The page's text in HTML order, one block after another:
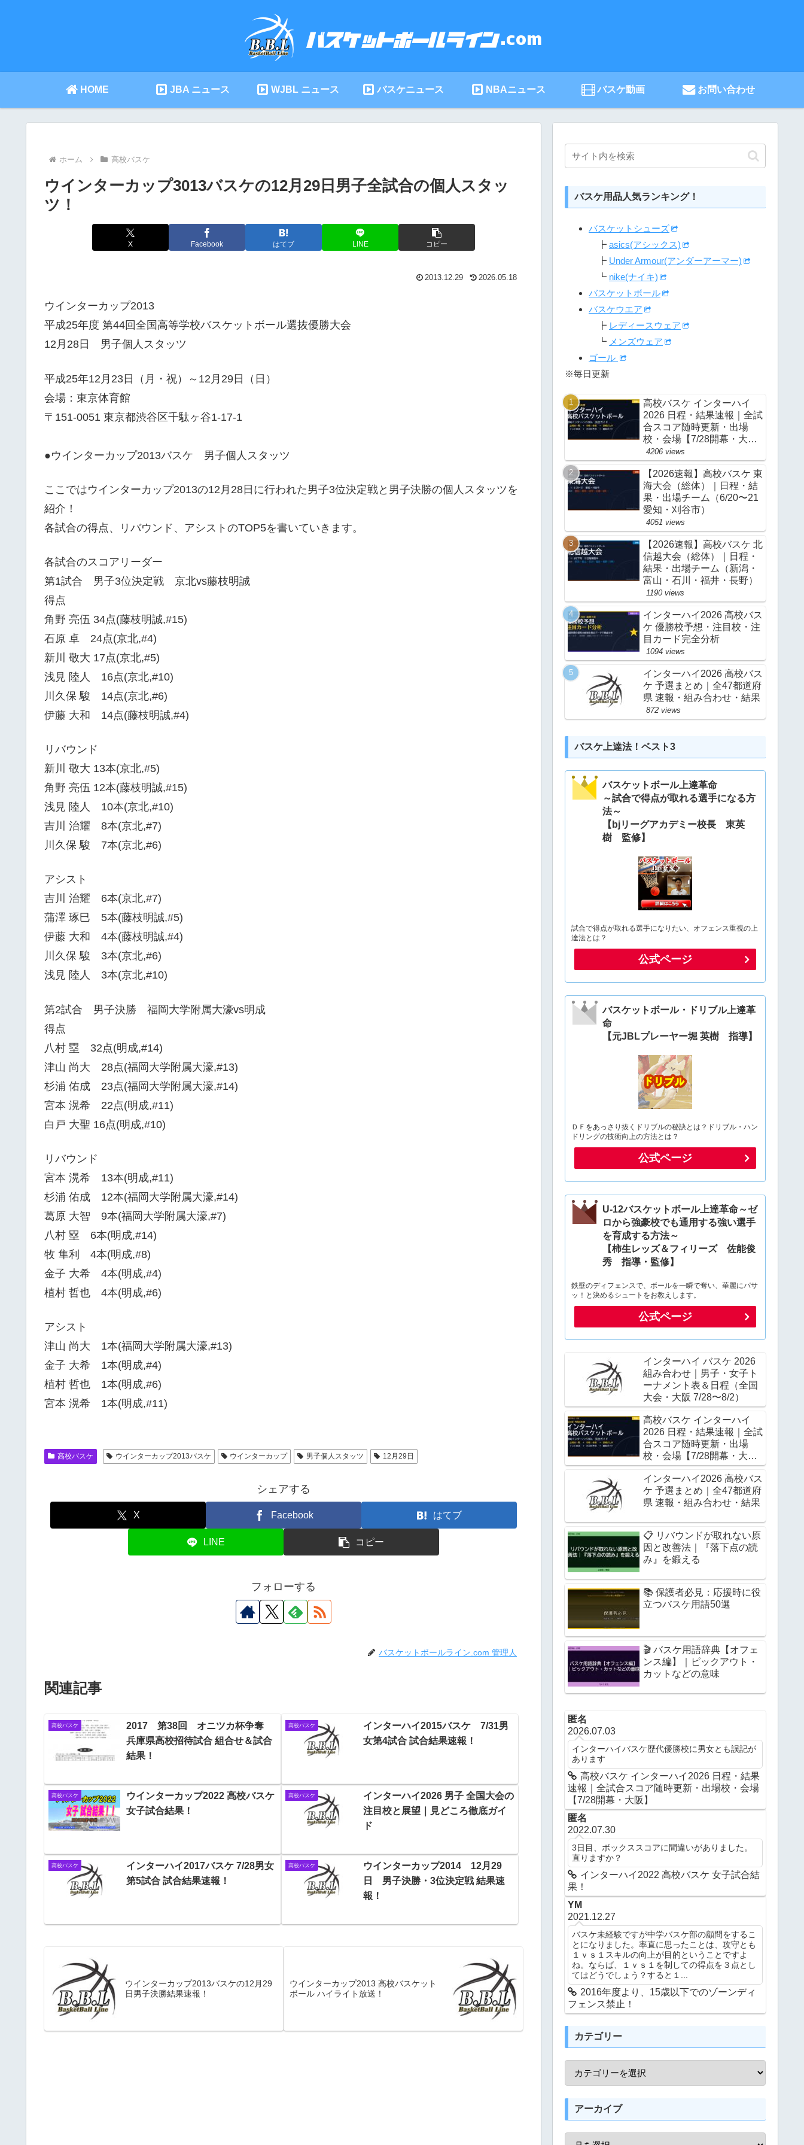
HOME JBA ニュース WJBL ニュース バスケニュース NBAニュース バスケ動画 お問い合わせ
ホーム 高校バスケ
ウインターカップ3013バスケの12月29日男子全試合の個人スタッ
ツ！
X Facebook はてブ LINE コピー
2013.12.29 2026.05.18
ウインターカップ2013
平成25年度 第44回全国高等学校バスケットボール選抜優勝大会
12月28日 男子個人スタッツ
平成25年12月23日（月・祝）～12月29日（日）
会場：東京体育館
〒151-0051 東京都渋谷区千駄ヶ谷1-17-1
●ウインターカップ2013バスケ 男子個人スタッツ
ここではウインターカップ2013の12月28日に行われた男子3位決定戦と男子決勝の個人スタッツを
紹介！
各試合の得点、リバウンド、アシストのTOP5を書いていきます。
各試合のスコアリーダー
第1試合 男子3位決定戦 京北vs藤枝明誠
得点
角野 亮伍 34点(藤枝明誠,#15)
石原 卓 24点(京北,#4)
新川 敬大 17点(京北,#5)
浅見 陸人 16点(京北,#10)
川久保 駿 14点(京北,#6)
伊藤 大和 14点(藤枝明誠,#4)
リバウンド
新川 敬大 13本(京北,#5)
角野 亮伍 12本(藤枝明誠,#15)
浅見 陸人 10本(京北,#10)
吉川 治耀 8本(京北,#7)
川久保 駿 7本(京北,#6)
アシスト
吉川 治耀 6本(京北,#7)
蒲澤 琢巳 5本(藤枝明誠,#5)
伊藤 大和 4本(藤枝明誠,#4)
川久保 駿 3本(京北,#6)
浅見 陸人 3本(京北,#10)
第2試合 男子決勝 福岡大学附属大濠vs明成
得点
八村 塁 32点(明成,#14)
津山 尚大 28点(福岡大学附属大濠,#13)
杉浦 佑成 23点(福岡大学附属大濠,#14)
宮本 滉希 22点(明成,#11)
白戸 大聖 16点(明成,#10)
リバウンド
宮本 滉希 13本(明成,#11)
杉浦 佑成 12本(福岡大学附属大濠,#14)
葛原 大智 9本(福岡大学附属大濠,#7)
八村 塁 6本(明成,#14)
牧 隼利 4本(明成,#8)
金子 大希 4本(明成,#4)
植村 哲也 4本(明成,#6)
アシスト
津山 尚大 1本(福岡大学附属大濠,#13)
金子 大希 1本(明成,#4)
植村 哲也 1本(明成,#6)
宮本 滉希 1本(明成,#11)
高校バスケ ウインターカップ2013バスケ ウインターカップ 男子個人スタッツ 12月29日
シェアする
X Facebook はてブ
LINE コピー
フォローする
バスケットボールライン.com 管理人
関連記事
高校バスケ
2017 第38回 オニツカ杯争奪
兵庫県高校招待試合 組合せ＆試合
結果！
高校バスケ
インターハイ2015バスケ 7/31男
女第4試合 試合結果速報！
高校バスケ
ウインターカップ2022 高校バスケ
女子試合結果！
高校バスケ
インターハイ2026 男子 全国大会の
注目校と展望｜見どころ徹底ガイ
ド
高校バスケ
インターハイ2017バスケ 7/28男女
第5試合 試合結果速報！
高校バスケ
ウインターカップ2014 12月29
日 男子決勝・3位決定戦 結果速
報！
ウインターカップ2013バスケの12月29
日男子決勝結果速報！
ウインターカップ2013 高校バスケット
ボール ハイライト放送！
バスケ用品人気ランキング！
バスケットシューズ
┣ asics(アシックス)
┣ Under Armour(アンダーアーマー)
┗ nike(ナイキ)
バスケットボール
バスケウエア
┣ レディースウェア
┗ メンズウェア
ゴール
※毎日更新
高校バスケ インターハイ
2026 日程・結果速報｜全試
合スコア随時更新・出場
校・会場【7/28開幕・大
阪】
4206 views
【2026速報】高校バスケ 東
海大会（総体）｜日程・結
果・出場チーム（6/20〜21
愛知・刈谷市）
4051 views
【2026速報】高校バスケ 北
信越大会（総体）｜日程・
結果・出場チーム（新潟・
富山・石川・福井・長野）
1190 views
インターハイ2026 高校バス
ケ 優勝校予想・注目校・注
目カード完全分析
1094 views
インターハイ2026 高校バス
ケ 予選まとめ｜全47都道府
県 速報・組み合わせ・結果
872 views
バスケ上達法！ベスト3
バスケットボール上達革命
～試合で得点が取れる選手になる方
法～
【bjリーグアカデミー校長 東英
樹 監修】
試合で得点が取れる選手になりたい、オフェンス重視の上
達法とは？
公式ページ
バスケットボール・ドリブル上達革
命
【元JBLプレーヤー堀 英樹 指導】
ＤＦをあっさり抜くドリブルの秘訣とは？ドリブル・ハン
ドリングの技術向上の方法とは？
公式ページ
U-12バスケットボール上達革命～ゼ
ロから強豪校でも通用する強い選手
を育成する方法～
【柿生レッズ＆フィリーズ 佐能俊
秀 指導・監修】
鉄壁のディフェンスで、ボールを一瞬で奪い、華麗にパサ
ッ！と決めるシュートをお教えします。
公式ページ
インターハイ バスケ 2026
組み合わせ｜男子・女子ト
ーナメント表＆日程（全国
大会・大阪 7/28〜8/2）
高校バスケ インターハイ
2026 日程・結果速報｜全試
合スコア随時更新・出場
校・会場【7/28開幕・大
阪】
インターハイ2026 高校バス
ケ 予選まとめ｜全47都道府
県 速報・組み合わせ・結果
📋 リバウンドが取れない原
因と改善法｜『落下点の読
み』を鍛える
📚 保護者必見：応援時に役
立つバスケ用語50選
🎬 バスケ用語辞典【オフェ
ンス編】｜ピックアウト・
カットなどの意味
匿名
2026.07.03
インターハイバスケ歴代優勝校に男女とも誤記が
あります
高校バスケ インターハイ2026 日程・結果
速報｜全試合スコア随時更新・出場校・会場
【7/28開幕・大阪】
匿名
2022.07.30
3日目、ボックススコアに間違いがありました。
直りますか？
インターハイ2022 高校バスケ 女子試合結
果！
YM
2021.12.27
バスケ未経験ですが中学バスケ部の顧問をするこ
とになりました。率直に思ったことは、攻守とも
１ｖｓ１スキルの向上が目的ということですよ
ね。ならば、１ｖｓ１を制しての得点を３点とし
てはどうでしょう？すると１...
2016年度より、15歳以下でのゾーンディ
フェンス禁止！
カテゴリー
アーカイブ